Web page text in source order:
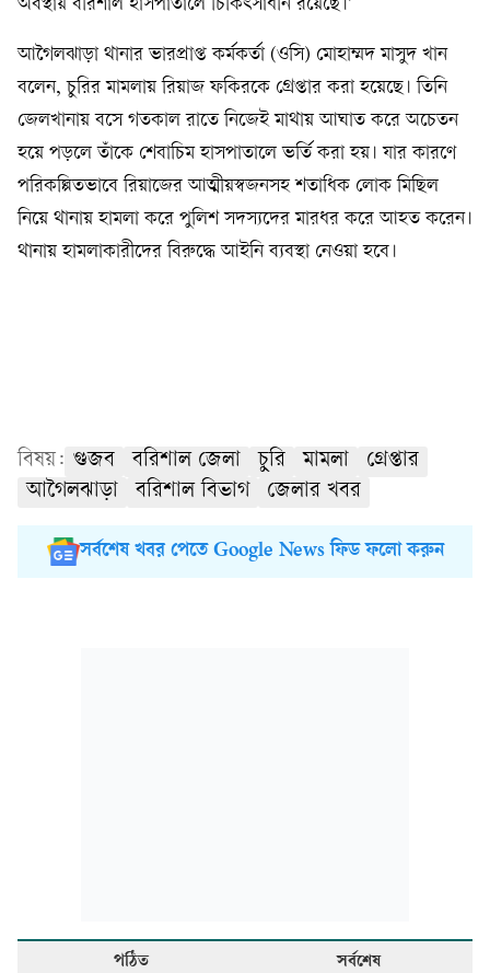
অবস্থায় বরিশাল হাসপাতালে চিকিৎসাধীন রয়েছে।’
আগৈলঝাড়া থানার ভারপ্রাপ্ত কর্মকর্তা (ওসি) মোহাম্মদ মাসুদ খান
বলেন, চুরির মামলায় রিয়াজ ফকিরকে গ্রেপ্তার করা হয়েছে। তিনি
জেলখানায় বসে গতকাল রাতে নিজেই মাথায় আঘাত করে অচেতন
হয়ে পড়লে তাঁকে শেবাচিম হাসপাতালে ভর্তি করা হয়। যার কারণে
পরিকল্পিতভাবে রিয়াজের আত্মীয়স্বজনসহ শতাধিক লোক মিছিল
নিয়ে থানায় হামলা করে পুলিশ সদস্যদের মারধর করে আহত করেন।
থানায় হামলাকারীদের বিরুদ্ধে আইনি ব্যবস্থা নেওয়া হবে।
বিষয়: গুজব বরিশাল জেলা চুরি মামলা
গ্রেপ্তার
আগৈলঝাড়া
বরিশাল বিভাগ জেলার খবর
সর্বশেষ খবর পেতে Google News ফিড ফলো করুন
পঠিত সর্বশেষ